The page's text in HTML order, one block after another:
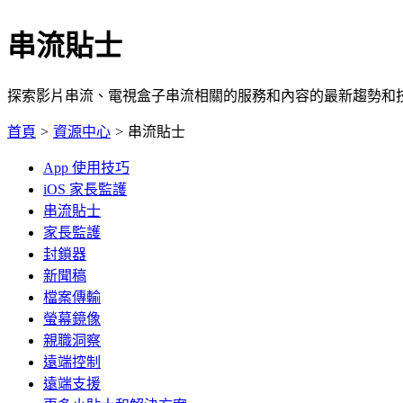
串流貼士
探索影片串流、電視盒子串流相關的服務和內容的最新趨勢和
首頁 > 資源中心 > 串流貼士
App 使用技巧
iOS 家長監護
串流貼士
家長監護
封鎖器
新聞稿
檔案傳輸
螢幕鏡像
親職洞察
遠端控制
遠端支援